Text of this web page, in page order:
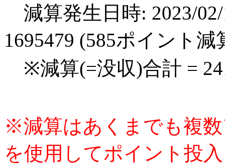
減算発生日時: 2023/
1695479 (585ポイント減
※減算(=没収)合計 =
※減算はあくまでも複
を使用してポイント投